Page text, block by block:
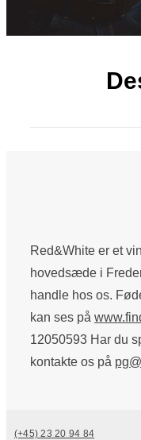
Red&White er et
hovedsæde i
handle hos os.
kan ses på
12050593 Har du
kontakte os på
(+45) 23 20 94 84